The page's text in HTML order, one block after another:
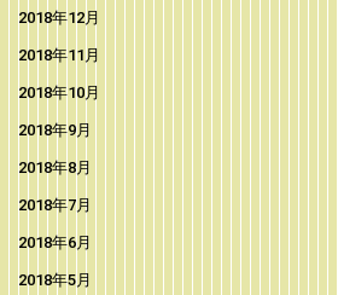
2018年12月
2018年11月
2018年10月
2018年9月
2018年8月
2018年7月
2018年6月
2018年5月